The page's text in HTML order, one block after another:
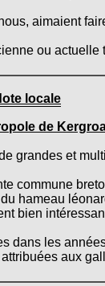
aimaient
ou
locale
de
grandes et
commune
hameau
bien
dans les
aux